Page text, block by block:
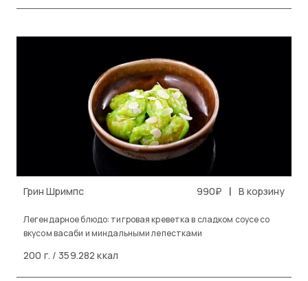
Грин Шримпс 990₽ | В корзину
Легендарное блюдо: тигровая креветка в сладком соусе со
вкусом васаби и миндальными лепестками
200 г. / 359.282 ккал